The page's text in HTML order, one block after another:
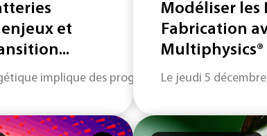
pas dans un cycle réversible est...
et
implique des progrès technologiques
Modéliser les
Fabrication
Multiphysics®
Le jeudi 5